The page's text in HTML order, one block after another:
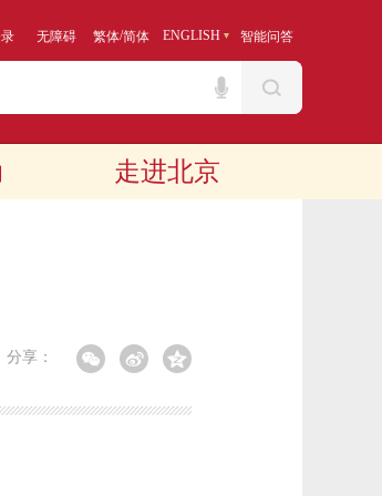
无障碍 繁体/简体 ENGLISH 智能问答
走进北京
分享：